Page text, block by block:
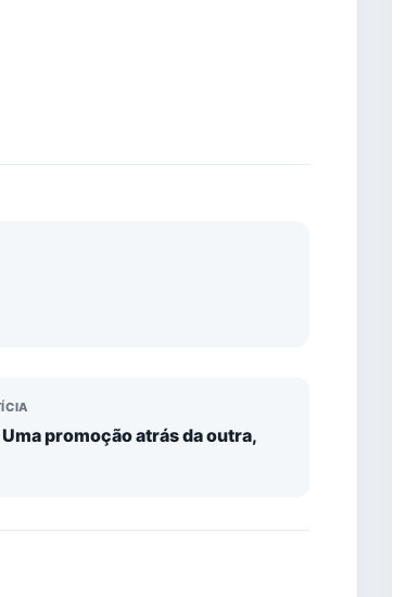
Uma promoção atrás da outra,